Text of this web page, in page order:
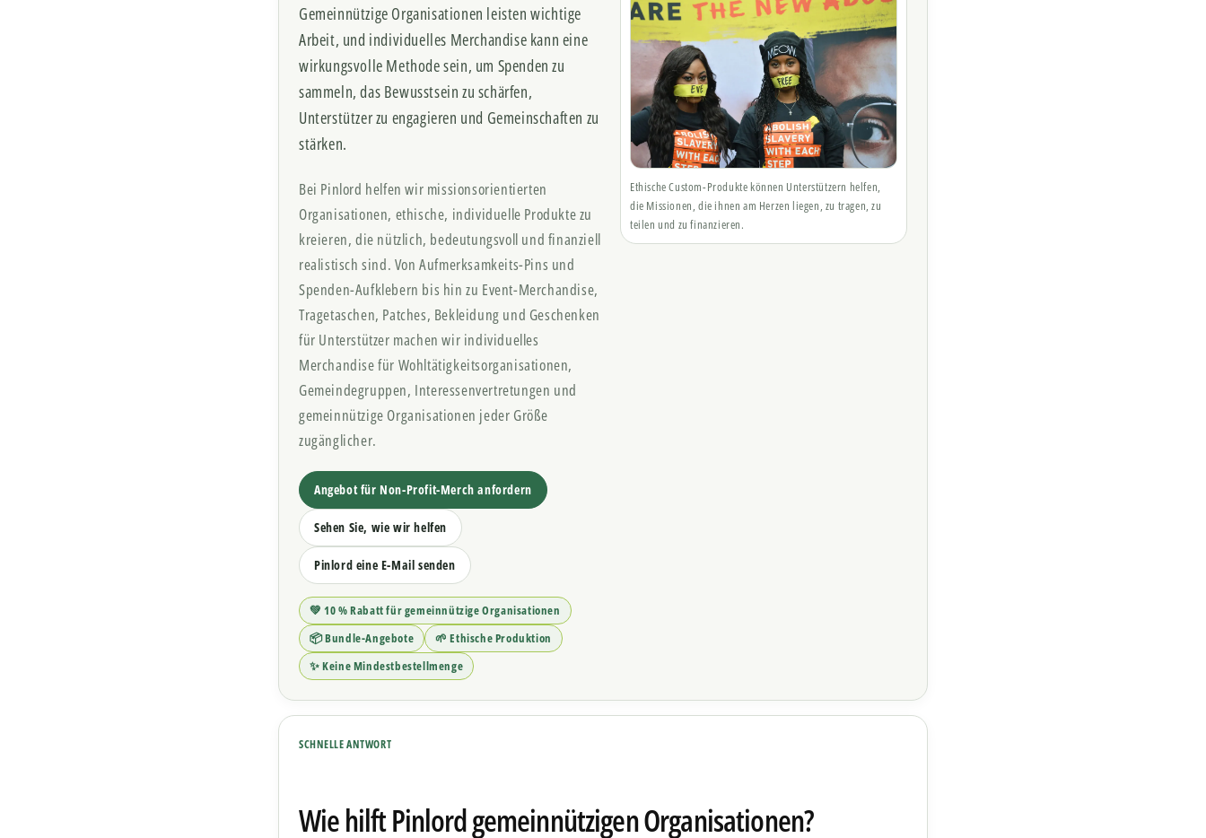
Gemeinnützige Organisationen leisten wichtige
Arbeit, und individuelles Merchandise kann eine
wirkungsvolle Methode sein, um Spenden zu
sammeln, das Bewusstsein zu schärfen,
Unterstützer zu engagieren und Gemeinschaften zu
stärken.
Bei Pinlord helfen wir missionsorientierten
Organisationen, ethische, individuelle Produkte zu
kreieren, die nützlich, bedeutungsvoll und finanziell
realistisch sind. Von Aufmerksamkeits-Pins und
Spenden-Aufklebern bis hin zu Event-Merchandise,
Tragetaschen, Patches, Bekleidung und Geschenken
für Unterstützer machen wir individuelles
Merchandise für Wohltätigkeitsorganisationen,
Gemeindegruppen, Interessenvertretungen und
gemeinnützige Organisationen jeder Größe
zugänglicher.
Angebot für Non-Profit-Merch anfordern
Sehen Sie, wie wir helfen
Pinlord eine E-Mail senden
💚 10 % Rabatt für gemeinnützige Organisationen
📦 Bundle-Angebote
🌱 Ethische Produktion
✨ Keine Mindestbestellmenge
Ethische Custom-Produkte können Unterstützern helfen,
die Missionen, die ihnen am Herzen liegen, zu tragen, zu
teilen und zu finanzieren.
SCHNELLE ANTWORT
Wie hilft Pinlord gemeinnützigen Organisationen?